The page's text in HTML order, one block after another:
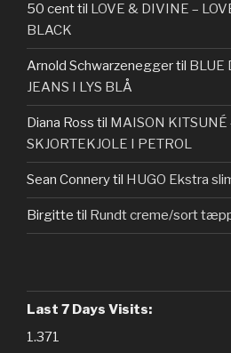
50 centtil LOVE & DIVINE –
BLACK
Arnold Schwarzeneggertil BLUE
JEANS I LYS BLÅ
Diana Ross til MAISON KITSUNÉ
SKJORTEKJOLE I PETROL
Sean Connerytil HUGO Ekstra
Birgitte til Rundt creme/sort
Last 7 Days Visits:
1.371